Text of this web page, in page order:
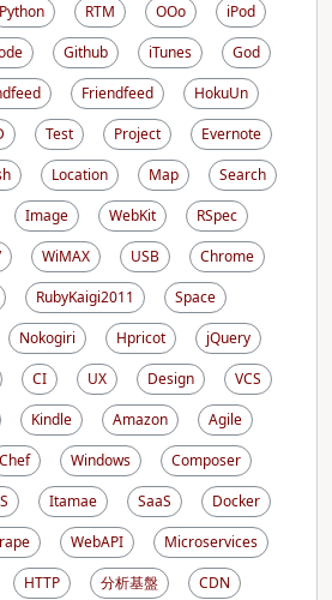
Python RTM OOo
iPod
Github iTunes
God
Friendfeed
HokuUn
Test Project
Evernote
Location Map
Search
Image WebKit
RSpec
WiMAX USB
Chrome
RubyKaigi2011
Space
Nokogiri Hpricot
jQuery
CI UX Design
VCS
Kindle Amazon
Agile
Chef Windows
Composer
Itamae SaaS
Docker
WebAPI
Microservices
HTTP 分析基盤
CDN